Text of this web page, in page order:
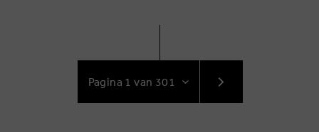
NAAR
VOLGENDE